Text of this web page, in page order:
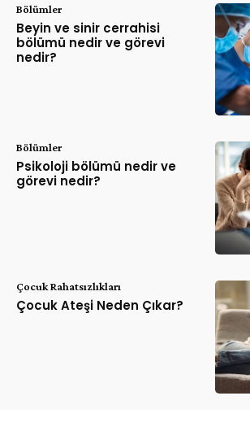
Bölümler
Beyin ve sinir cerrahisi
bölümü nedir ve görevi
nedir?
Bölümler
Psikoloji bölümü nedir ve
görevi nedir?
Çocuk Rahatsızlıkları
Çocuk Ateşi Neden Çıkar?